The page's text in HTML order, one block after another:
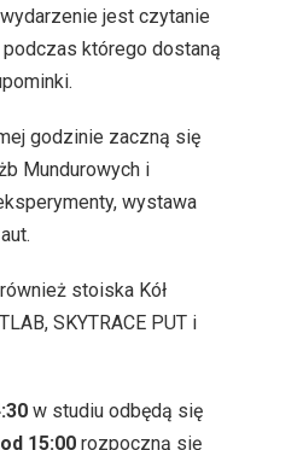
jest czytanie
którego dostaną
godzinie zaczną się
Mundurowych i
wystawa
stoiska Kół
SKYTRACE PUT i
w studiu odbędą się
od 15:00 rozpoczną się